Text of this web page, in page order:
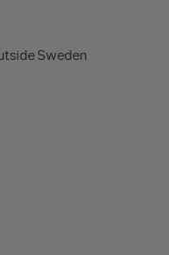
Sweden